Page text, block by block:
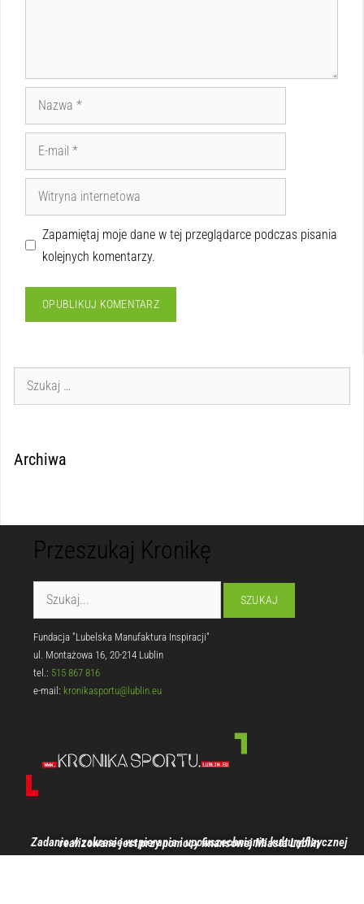
Zapamiętaj moje dane w tej przeglądarce podczas pisania
kolejnych komentarzy.
Archiwa
Przeszukaj Kronikę
Fundacja "Lubelska Manufaktura Inspiracji"
ul. Montażowa 16, 20-214 Lublin
tel.: 515 867 816
e-mail: kronikasportu@lublin.eu
Zadanie w zakresie wspierania i upowszechniania kultury fizycznej realizowane jest przy pomocy finansowej Miasta Lublin